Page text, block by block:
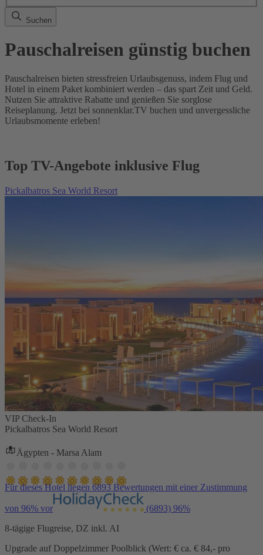
Suchen
Pauschalreisen günstig buchen
Pauschalreisen bieten stressfreien Urlaubsgenuss, indem Flug und
Hotel in einem Paket kombiniert werden – das spart Zeit und Geld.
Nutzen Sie attraktive Rabatte und genießen Sie sorglose
Reiseplanung. Jetzt bei sonnenklar.TV buchen und unvergessliche
Urlaubsmomente erleben!
Top TV-Angebote inklusive Flug
Pickalbatros Sea World Resort
VIP Check-In
Pickalbatros Sea World Resort
Ägypten - Marsa Alam
Für dieses Hotel liegen 6893 Bewertungen mit einer Zustimmung
von 96% vor (6893) 96%
8-tägige Flugreise, DZ inkl. AI
Upgrade auf Doppelzimmer Poolblick (Wert: € ca. € 84,- pro